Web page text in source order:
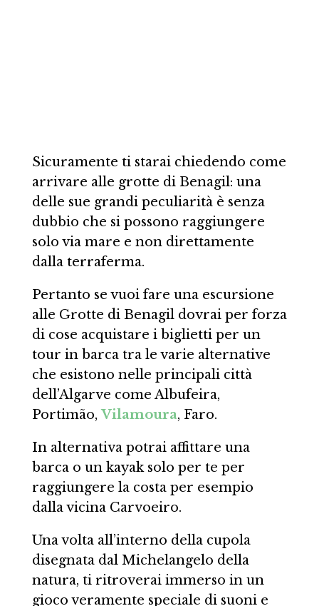
Sicuramente ti starai chiedendo come
arrivare alle grotte di Benagil: una
delle sue grandi peculiarità è senza
dubbio che si possono raggiungere
solo via mare e non direttamente
dalla terraferma.
Pertanto se vuoi fare una escursione
alle Grotte di Benagil dovrai per forza
di cose acquistare i biglietti per un
tour in barca tra le varie alternative
che esistono nelle principali città
dell’Algarve come Albufeira,
Portimão,Vilamoura, Faro.
In alternativa potrai affittare una
barca o un kayak solo per te per
raggiungere la costa per esempio
dalla vicina Carvoeiro.
Una volta all’interno della cupola
disegnata dal Michelangelo della
natura, ti ritroverai immerso in un
gioco veramente speciale di suoni e